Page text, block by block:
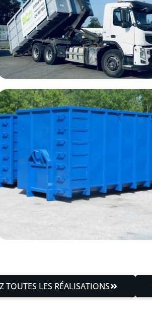
TOUTES LES RÉALISATIONS